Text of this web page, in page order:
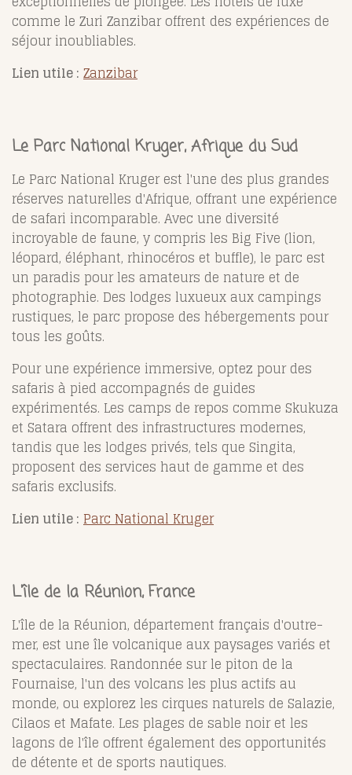
comme le Zuri Zanzibar offrent des expériences de
séjour inoubliables.
Lien utile : Zanzibar
Le Parc National Kruger, Afrique du Sud
Le Parc National Kruger est l'une des plus grandes
réserves naturelles d'Afrique, offrant une expérience
de safari incomparable. Avec une diversité
incroyable de faune, y compris les Big Five (lion,
léopard, éléphant, rhinocéros et buffle), le parc est
un paradis pour les amateurs de nature et de
photographie. Des lodges luxueux aux campings
rustiques, le parc propose des hébergements pour
tous les goûts.
Pour une expérience immersive, optez pour des
safaris à pied accompagnés de guides
expérimentés. Les camps de repos comme Skukuza
et Satara offrent des infrastructures modernes,
tandis que les lodges privés, tels que Singita,
proposent des services haut de gamme et des
safaris exclusifs.
Lien utile : Parc National Kruger
L'île de la Réunion, France
L'île de la Réunion, département français d'outre-
mer, est une île volcanique aux paysages variés et
spectaculaires. Randonnée sur le piton de la
Fournaise, l'un des volcans les plus actifs au
monde, ou explorez les cirques naturels de Salazie,
Cilaos et Mafate. Les plages de sable noir et les
lagons de l'île offrent également des opportunités
de détente et de sports nautiques.